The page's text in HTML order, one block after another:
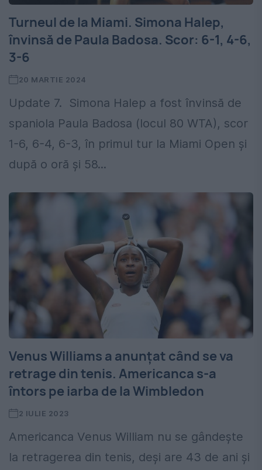
Turneul de la Miami. Simona Halep,
învinsă de Paula Badosa. Scor: 6-1, 4-6,
3-6
20 MARTIE 2024
Update 7. Simona Halep a fost învinsă de
spaniola Paula Badosa (locul 80 WTA), scor
1-6, 6-4, 6-3, în primul tur la Miami Open şi
după o oră şi 58...
Venus Williams a anunțat când se va
retrage din tenis. Americanca s-a
întors pe iarba de la Wimbledon
2 IULIE 2023
Americanca Venus William nu se gândește
la retragerea din tenis, deși are 43 de ani și